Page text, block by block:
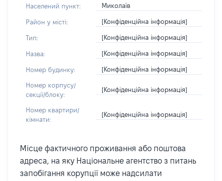
Населений пункт: Миколаїв
Район у місті: [Конфіденційна інформація]
Тип: [Конфіденційна інформація]
Назва: [Конфіденційна інформація]
Номер будинку: [Конфіденційна інформація]
Номер корпусу/
секції/блоку:
[Конфіденційна інформація]
Номер квартири/
кімнати:
[Конфіденційна інформація]
Місце фактичного проживання або поштова
адреса, на яку Національне агентство з питань
запобігання корупції може надсилати